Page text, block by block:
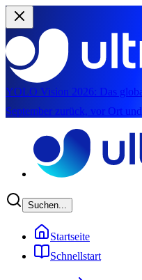
YOLO Vision 2026: Das
September zurück, vor Ort
Suchen...
Startseite
Schnellstart